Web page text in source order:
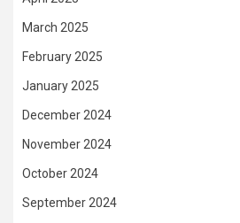
March 2025
February 2025
January 2025
December 2024
November 2024
October 2024
September 2024